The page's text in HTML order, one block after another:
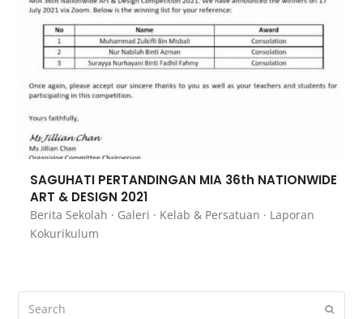
SAGUHATI PERTANDINGAN MIA 36th NATIONWIDE
ART & DESIGN 2021
Berita Sekolah · Galeri · Kelab & Persatuan · Laporan
Kokurikulum